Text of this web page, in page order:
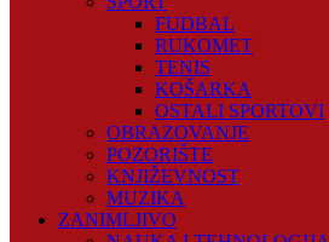
FUDBAL
RUKOMET
TENIS
KOŠARKA
OSTALI SPORTOVI
OBRAZOVANJE
POZORIŠTE
KNJIŽEVNOST
MUZIKA
ZANIMLJIVO